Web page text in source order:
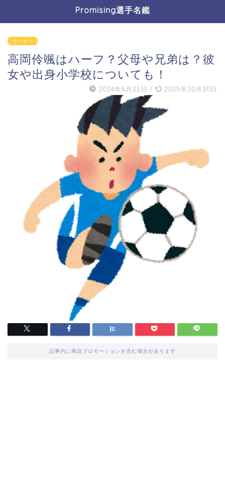
Promising選手名鑑
サッカー
高岡伶颯はハーフ？父母や兄弟は？彼
女や出身小学校についても！
2024年6月21日 / 2025年10月20日
記事内に商品プロモーションを含む場合があります